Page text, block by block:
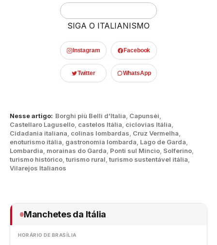
SIGA O ITALIANISMO
Instagram Facebook
Twitter WhatsApp
Nesse artigo: Borghi più Belli d’Italia, Capunsèi,
Castellaro Lagusello, castelos Itália, ciclovias Itália,
Cidadania italiana, colinas lombardas, Cruz Vermelha,
enoturismo itália, gastronomia lombarda, Lago de Garda,
Lombardia, morainas do Garda, Ponti sul Mincio, Solferino,
turismo histórico, turismo rural, turismo sustentável itália,
Vilarejos Italianos
Manchetes da Itália
HORÁRIO DE BRASÍLIA